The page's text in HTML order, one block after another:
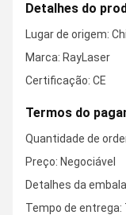
Detalhes do
Lugar de origem:
Marca: RayLaser
Certificação: CE
Termos do
Quantidade de
Preço: Negociável
Detalhes da
Tempo de entrega: